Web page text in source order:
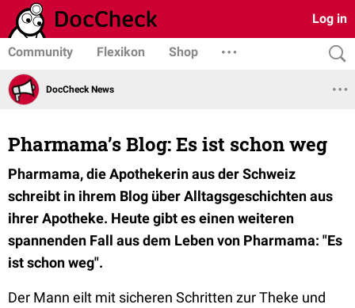
Log in
Community Flexikon Shop
DocCheck News
Pharmama’s Blog: Es ist schon weg
Pharmama, die Apothekerin aus der Schweiz
schreibt in ihrem Blog über Alltagsgeschichten aus
ihrer Apotheke. Heute gibt es einen weiteren
spannenden Fall aus dem Leben von Pharmama: "Es
ist schon weg".
Der Mann eilt mit sicheren Schritten zur Theke und